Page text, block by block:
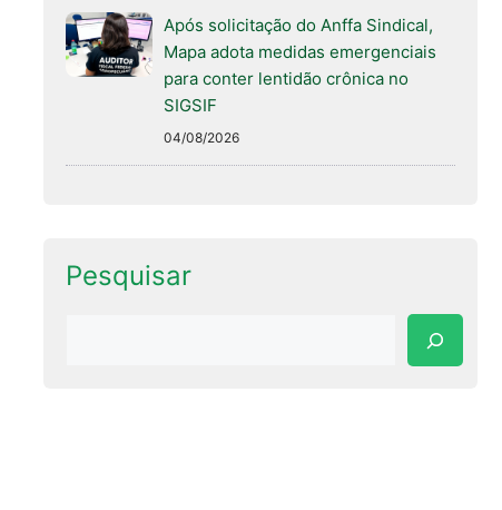
Após solicitação do Anffa Sindical,
Mapa adota medidas emergenciais
para conter lentidão crônica no
SIGSIF
04/08/2026
Pesquisar